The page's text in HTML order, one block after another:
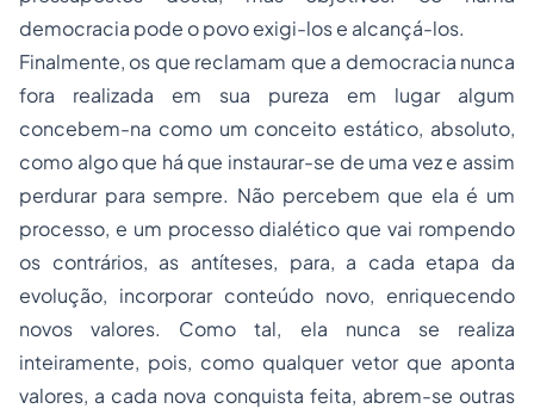
democracia pode o povo exigi-los e alcançá-los.
Finalmente, os que reclamam que a democracia nunca
fora realizada em sua pureza em lugar algum
concebem-na como um conceito estático, absoluto,
como algo que há que instaurar-se de uma vez e assim
perdurar para sempre. Não percebem que ela é um
processo, e um processo dialético que vai rompendo
os contrários, as antíteses, para, a cada etapa da
evolução, incorporar conteúdo novo, enriquecendo
novos valores. Como tal, ela nunca se realiza
inteiramente, pois, como qualquer vetor que aponta
valores, a cada nova conquista feita, abrem-se outras